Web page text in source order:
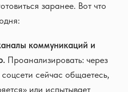
заранее. Вот что
коммуникаций и
Проанализировать: через
сейчас общаетесь,
или испытывает